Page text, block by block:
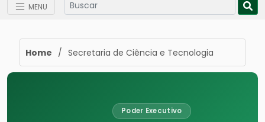
MENU
Home / Secretaria de Ciência e Tecnologia
Poder Executivo